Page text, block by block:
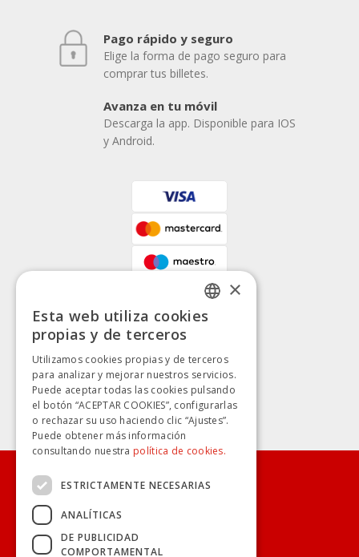
Pago rápido y seguro
Elige la forma de pago seguro para
comprar tus billetes.
Avanza en tu móvil
Descarga la app. Disponible para IOS
y Android.
CONÓCENOS
TRANSPARENCIA
SPANISH
×
Esta web utiliza cookies
propias y de terceros
Utilizamos cookies propias y de terceros
para analizar y mejorar nuestros servicios.
Puede aceptar todas las cookies pulsando
el botón “ACEPTAR COOKIES”, configurarlas
o rechazar su uso haciendo clic “Ajustes”.
Puede obtener más información
consultando nuestra política de cookies.
ESTRICTAMENTE NECESARIAS
ANALÍTICAS
DE PUBLICIDAD
COMPORTAMENTAL